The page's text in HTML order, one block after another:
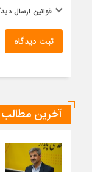
قوانین ارسال
ثبت دیدگاه
آخرین مطالب